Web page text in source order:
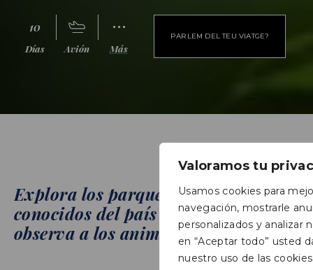
Valoramos tu
Usamos cookies para
navegación, mostrarle
personalizados y analizar
en “Aceptar todo” usted
nuestro uso de las
10
Días Avión Más
PARLEM DEL TEU VIATGE?
Explora los parques nacionales más
conocidos del país africano y
observa a los animales en su día a